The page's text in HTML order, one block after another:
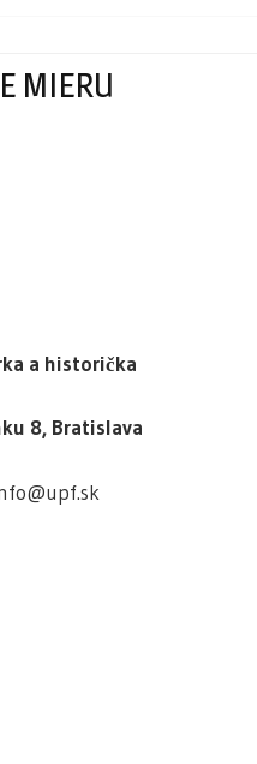
MIERU
a historička
8, Bratislava